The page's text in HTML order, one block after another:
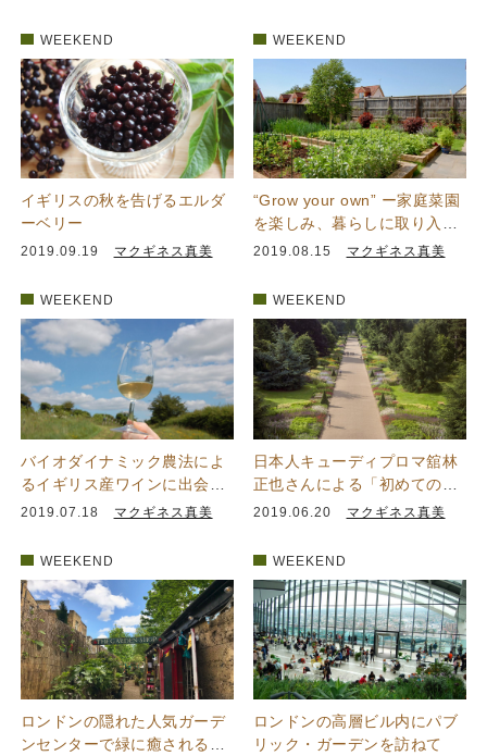
WEEKEND
イギリスの秋を告げるエルダ
ーベリー
2019.09.19 マクギネス真美
WEEKEND
“Grow your own” ー家庭菜園
を楽しみ、暮らしに取り入れ
るイギリスの人々
2019.08.15 マクギネス真美
WEEKEND
バイオダイナミック農法によ
るイギリス産ワインに出会う
ーLimeburn Hill Vine…
2019.07.18 マクギネス真美
WEEKEND
日本人キューディプロマ舘林
正也さんによる「初めてのキ
ュー植物園」半日満喫ガイド
2019.06.20 マクギネス真美
WEEKEND
ロンドンの隠れた人気ガーデ
ンセンターで緑に癒されるひ
WEEKEND
ロンドンの高層ビル内にパブ
リック・ガーデンを訪ねて